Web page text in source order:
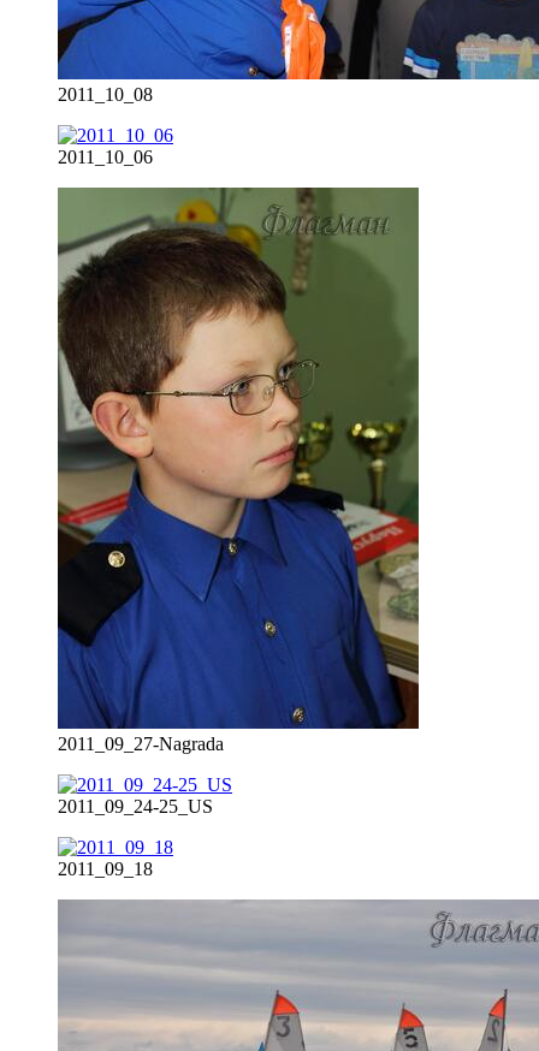
2011_10_08
2011_10_06
2011_09_27-Nagrada
2011_09_24-25_US
2011_09_18